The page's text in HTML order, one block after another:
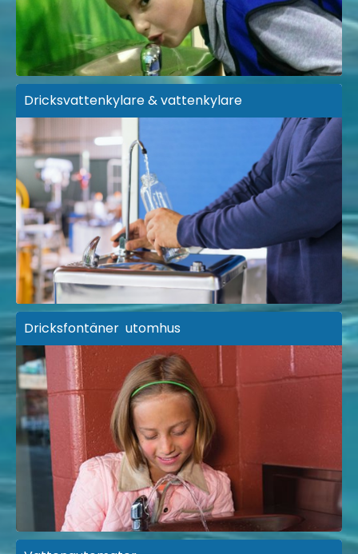
Dricksvattenkylare & vattenkylare
Dricksfontäner utomhus